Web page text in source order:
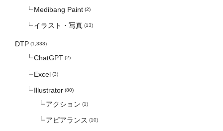
Medibang Paint (2)
イラスト・写真 (13)
DTP (1,338)
ChatGPT (2)
Excel (3)
Illustrator (80)
アクション (1)
アピアランス (10)